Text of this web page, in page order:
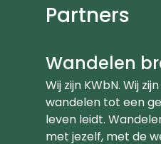
Partners
Wandelen
Wij zijn KWbN. Wij
wandelen tot een
leven leidt.
met jezelf, met de